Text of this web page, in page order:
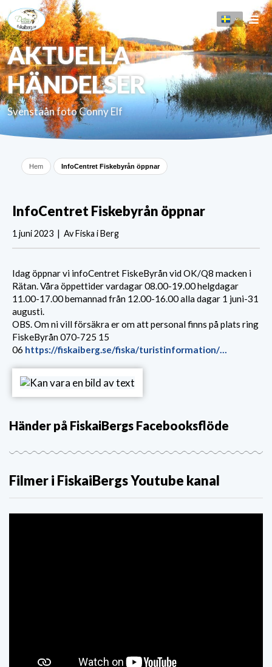
AKTUELLA
HÄNDELSER
Svenstaån foto Conny Elf
Hem InfoCentret Fiskebyrån öppnar
InfoCentret Fiskebyrån öppnar
1 juni 2023 | Av Fiska i Berg
Idag öppnar vi infoCentret FiskeByrån vid OK/Q8 macken i
Rätan. Våra öppettider vardagar 08.00-19.00 helgdagar
11.00-17.00 bemannad från 12.00-16.00 alla dagar 1 juni-31
augusti.
OBS. Om ni vill försäkra er om att personal finns på plats ring
FiskeByrån 070-725 15
06 https://fiskaiberg.se/fiska/turistinformation/…
Händer på FiskaiBergs Facebooksflöde
Filmer i FiskaiBergs Youtube kanal